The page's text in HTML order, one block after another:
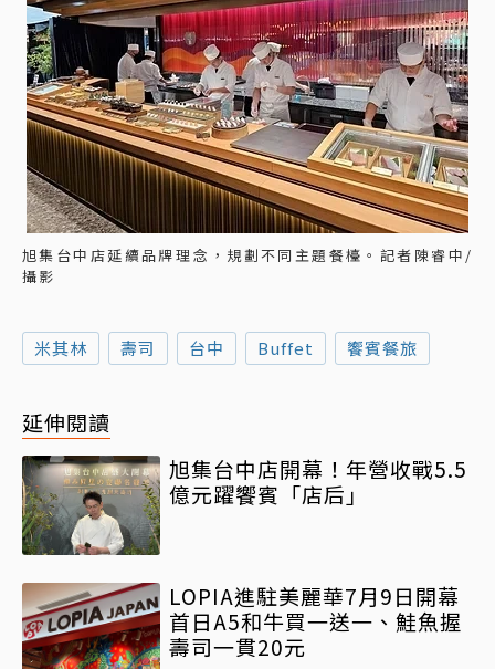
旭集台中店延續品牌理念，規劃不同主題餐檯。記者陳睿中/
攝影
米其林 壽司 台中 Buffet 饗賓餐旅
延伸閱讀
旭集台中店開幕！年營收戰5.5
億元躍饗賓「店后」
LOPIA進駐美麗華7月9日開幕
首日A5和牛買一送一、鮭魚握
壽司一貫20元